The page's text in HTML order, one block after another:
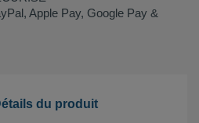
Apple Pay, Google Pay &
du produit